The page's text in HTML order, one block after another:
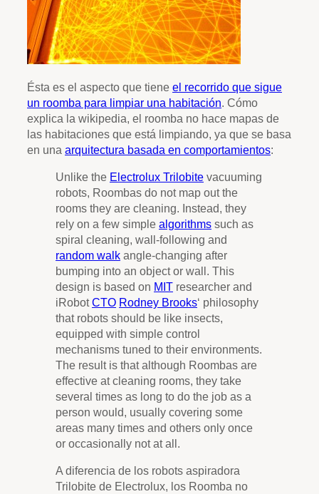
Ésta es el aspecto que tiene el recorrido que sigue
un roomba para limpiar una habitación. Cómo
explica la wikipedia, el roomba no hace mapas de
las habitaciones que está limpiando, ya que se basa
en una arquitectura basada en comportamientos:
Unlike the Electrolux Trilobite vacuuming
robots, Roombas do not map out the
rooms they are cleaning. Instead, they
rely on a few simple algorithms such as
spiral cleaning, wall-following and
random walk angle-changing after
bumping into an object or wall. This
design is based on MIT researcher and
iRobotCTO Rodney Brooks‘ philosophy
that robots should be like insects,
equipped with simple control
mechanisms tuned to their environments.
The result is that although Roombas are
effective at cleaning rooms, they take
several times as long to do the job as a
person would, usually covering some
areas many times and others only once
or occasionally not at all.
A diferencia de los robots aspiradora
Trilobite de Electrolux, los Roomba no